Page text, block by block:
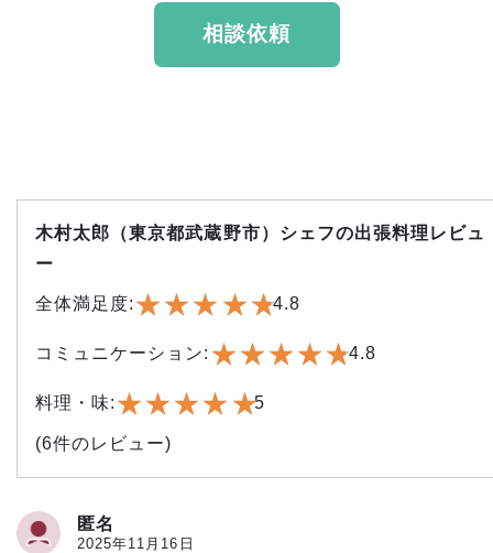
相談依頼
木村太郎（東京都武蔵野市）シェフの出張料理 レビュ
ー
全体満足度: ★★★ ★★
★★★ ★★4.8
コミュニケーション: ★★★★★
★★★★★4.8
料理・味: ★★★★ ★
★★★★ ★5
(6件のレビュー)
匿名
2025年11月16日